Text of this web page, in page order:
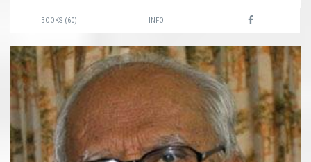
BOOKS (60) INFO